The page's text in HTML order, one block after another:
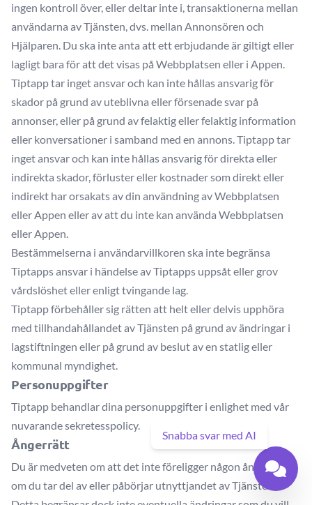
ingen kontroll över, eller deltar inte i, transaktionerna mellan
användarna av Tjänsten, dvs. mellan Annonsören och
Hjälparen. Du ska inte anta att ett erbjudande är giltigt eller
lagligt bara för att det visas på Webbplatsen eller i Appen.
Tiptapp tar inget ansvar och kan inte hållas ansvarig för
skador på grund av uteblivna eller försenade svar på
annonser, eller på grund av felaktig eller felaktig information
eller konversationer i samband med en annons. Tiptapp tar
inget ansvar och kan inte hållas ansvarig för direkta eller
indirekta skador, förluster eller kostnader som direkt eller
indirekt har orsakats av din användning av Webbplatsen
eller Appen eller av att du inte kan använda Webbplatsen
eller Appen.
Bestämmelserna i användarvillkoren ska inte begränsa
Tiptapps ansvar i händelse av Tiptapps uppsåt eller grov
vårdslöshet eller enligt tvingande lag.
Tiptapp förbehåller sig rätten att helt eller delvis upphöra
med tillhandahållandet av Tjänsten på grund av ändringar i
lagstiftningen eller på grund av beslut av en statlig eller
kommunal myndighet.
Personuppgifter
Tiptapp behandlar dina personuppgifter i enlighet med vår
nuvarande sekretesspolicy.
Ångerrätt
Du är medveten om att det inte föreligger någon ångerrätt
om du tar del av eller påbörjar utnyttjandet av Tjänsten.
Snabba svar med AI